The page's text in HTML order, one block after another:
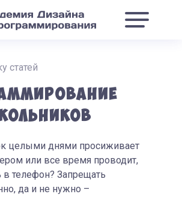
статей
целыми днями просиживает
или все время проводит,
телефон? Запрещать
да и не нужно –